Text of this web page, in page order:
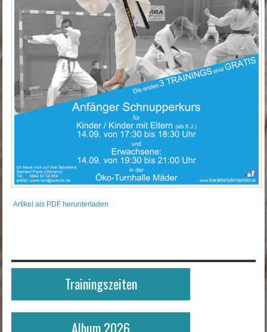
Artikel als PDF herunterladen
Trainingszeiten
Album 2026